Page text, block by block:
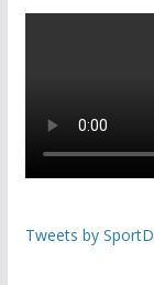
Tweets by